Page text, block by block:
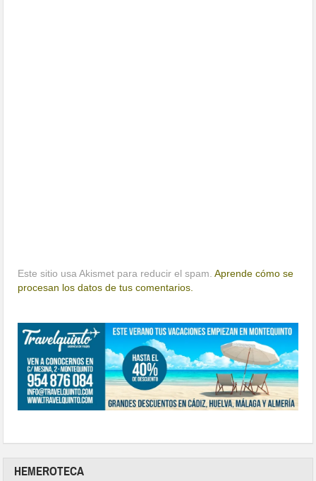
Este sitio usa Akismet para reducir el spam.Aprende cómo se
procesan los datos de tus comentarios.
HEMEROTECA